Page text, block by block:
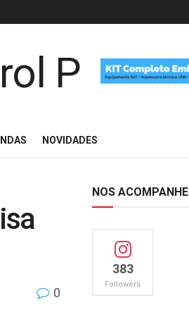
NOVIDADES
0
NOS ACOMPANHE
383
Followers